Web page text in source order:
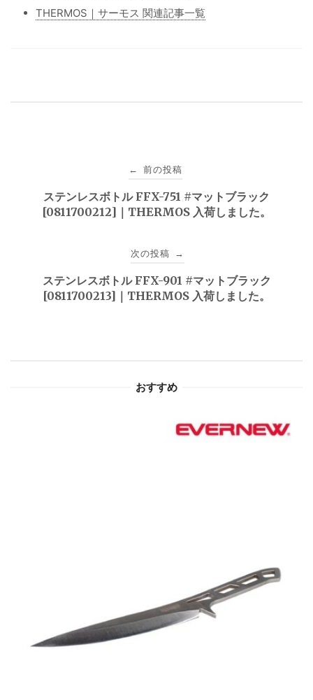
THERMOS｜サーモス 関連記事一覧
← 前の投稿
ステンレスボトル FFX-751 #マットブラック
[0811700212]｜THERMOS 入荷しました。
次の投稿 →
ステンレスボトル FFX-901 #マットブラック
[0811700213]｜THERMOS 入荷しました。
おすすめ